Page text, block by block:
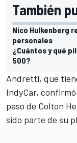
También
Nico Hulkenberg
personales
¿Cuántos y qué
500?
Andretti, que
IndyCar,
paso de Colton
sido parte de su